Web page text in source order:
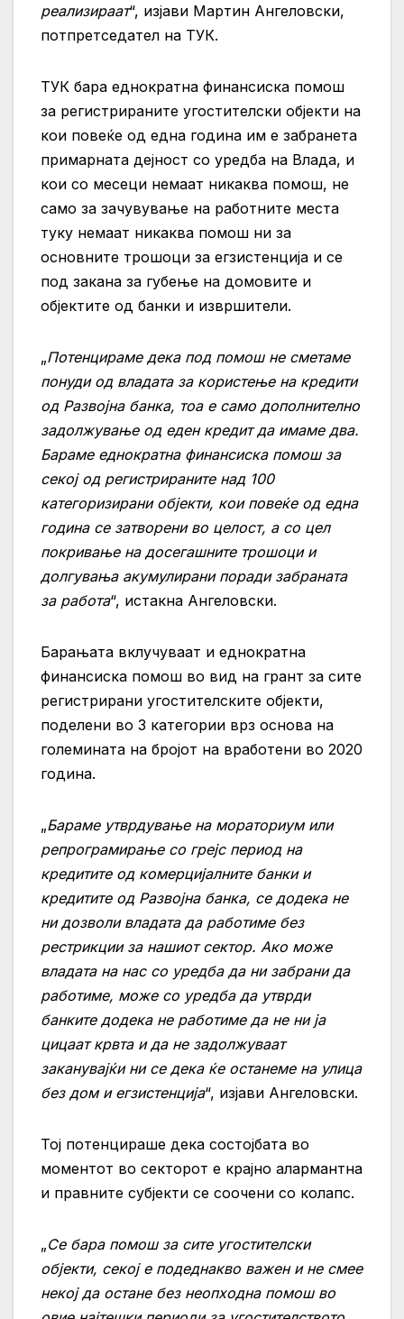
реализираат“, изјави Мартин Ангеловски,
потпретседател на ТУК.
ТУК бара еднократна финансиска помош
за регистрираните угостителски објекти на
кои повеќе од една година им е забранета
примарната дејност со уредба на Влада, и
кои со месеци немаат никаква помош, не
само за зачувување на работните места
туку немаат никаква помош ни за
основните трошоци за егзистенција и се
под закана за губење на домовите и
објектите од банки и извршители.
„Потенцираме дека под помош не сметаме
понуди од владата за користење на кредити
од Развојна банка, тоа е само дополнително
задолжување од еден кредит да имаме два.
Бараме еднократна финансиска помош за
секој од регистрираните над 100
категоризирани објекти, кои повеќе од една
година се затворени во целост, а со цел
покривање на досегашните трошоци и
долгувања акумулирани поради забраната
за работа“, истакна Ангеловски.
Барањата вклучуваат и еднократна
финансиска помош во вид на грант за сите
регистрирани угостителските објекти,
поделени во 3 категории врз основа на
големината на бројот на вработени во 2020
година.
„Бараме утврдување на мораториум или
репрограмирање со грејс период на
кредитите од комерцијалните банки и
кредитите од Развојна банка, се додека не
ни дозволи владата да работиме без
рестрикции за нашиот сектор. Ако може
владата на нас со уредба да ни забрани да
работиме, може со уредба да утврди
банките додека не работиме да не ни ја
цицаат крвта и да не задолжуваат
заканувајќи ни се дека ќе останеме на улица
без дом и егзистенција“, изјави Ангеловски.
Тој потенцираше дека состојбата во
моментот во секторот е крајно алармантна
и правните субјекти се соочени со колапс.
„Се бара помош за сите угостителски
објекти, секој е подеднакво важен и не смее
некој да остане без неопходна помош во